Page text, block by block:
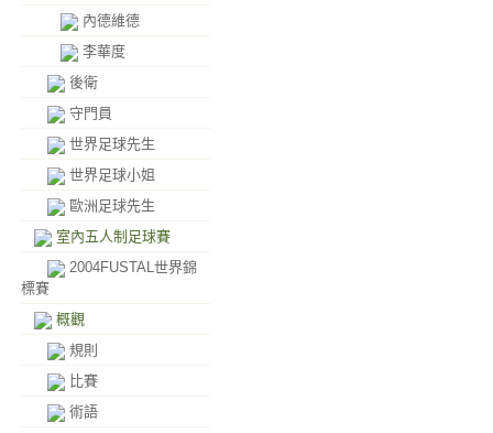
內德維德
李華度
後衛
守門員
世界足球先生
世界足球小姐
歐洲足球先生
室內五人制足球賽
2004FUSTAL世界錦
標賽
概觀
規則
比賽
術語